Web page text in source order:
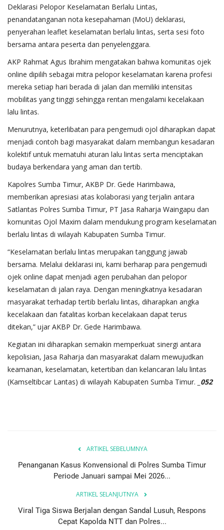
Deklarasi Pelopor Keselamatan Berlalu Lintas,
penandatanganan nota kesepahaman (MoU) deklarasi,
penyerahan leaflet keselamatan berlalu lintas, serta sesi foto
bersama antara peserta dan penyelenggara.
AKP Rahmat Agus Ibrahim mengatakan bahwa komunitas ojek
online dipilih sebagai mitra pelopor keselamatan karena profesi
mereka setiap hari berada di jalan dan memiliki intensitas
mobilitas yang tinggi sehingga rentan mengalami kecelakaan
lalu lintas.
Menurutnya, keterlibatan para pengemudi ojol diharapkan dapat
menjadi contoh bagi masyarakat dalam membangun kesadaran
kolektif untuk mematuhi aturan lalu lintas serta menciptakan
budaya berkendara yang aman dan tertib.
Kapolres Sumba Timur, AKBP Dr. Gede Harimbawa,
memberikan apresiasi atas kolaborasi yang terjalin antara
Satlantas Polres Sumba Timur, PT Jasa Raharja Waingapu dan
komunitas Ojol Maxim dalam mendukung program keselamatan
berlalu lintas di wilayah Kabupaten Sumba Timur.
“Keselamatan berlalu lintas merupakan tanggung jawab
bersama. Melalui deklarasi ini, kami berharap para pengemudi
ojek online dapat menjadi agen perubahan dan pelopor
keselamatan di jalan raya. Dengan meningkatnya kesadaran
masyarakat terhadap tertib berlalu lintas, diharapkan angka
kecelakaan dan fatalitas korban kecelakaan dapat terus
ditekan,” ujar AKBP Dr. Gede Harimbawa.
Kegiatan ini diharapkan semakin memperkuat sinergi antara
kepolisian, Jasa Raharja dan masyarakat dalam mewujudkan
keamanan, keselamatan, ketertiban dan kelancaran lalu lintas
(Kamseltibcar Lantas) di wilayah Kabupaten Sumba Timur.
_052
ARTIKEL SEBELUMNYA
Penanganan Kasus Konvensional di Polres Sumba Timur
Periode Januari sampai Mei 2026...
ARTIKEL SELANJUTNYA
Viral Tiga Siswa Berjalan dengan Sandal Lusuh, Respons
Cepat Kapolda NTT dan Polres...